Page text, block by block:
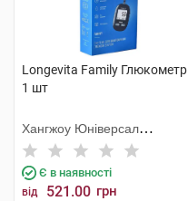
Longevita Family Глюкометр
1 шт
Хангжоу Юніверсал
Електронік
Є в наявності
від 521.00 грн